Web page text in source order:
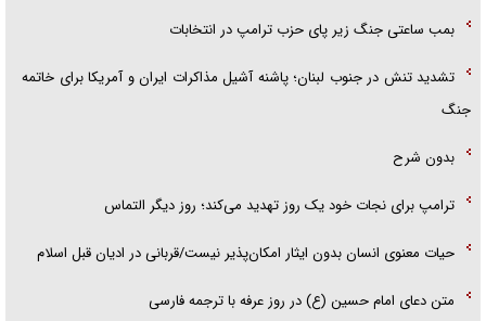
بمب ساعتی جنگ زیر پای حزب ترام‍پ در انتخابات
تشدید تنش در جنوب لبنان؛ پاشنه آشیل مذاکرات ایران و آمریکا برای خاتمه
جنگ
بدون شرح
ترامپ برای نجات خود یک روز تهدید می‌کند؛ روز دیگر التماس
حیات معنوی انسان بدون ایثار امکان‌پذیر نیست/قربانی در ادیان قبل اسلام
متن دعای امام حسین (ع) در روز عرفه با ترجمه فارسی